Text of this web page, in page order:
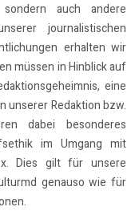
auch andere
journalistischen
erhalten wir
müssen in Hinblick auf
eine
unserer Redaktion bzw.
dabei besonderes
im Umgang mit
Dies gilt für unsere
genauso wie für